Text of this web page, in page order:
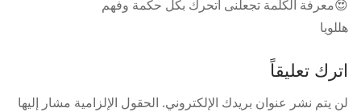
😍معرفة الكلمة تجعلنى اتحرك بكل حكمة وفهم
هللويا
اترك تعليقاً
لن يتم نشر عنوان بريدك الإلكتروني. الحقول الإلزامية مشار إليها